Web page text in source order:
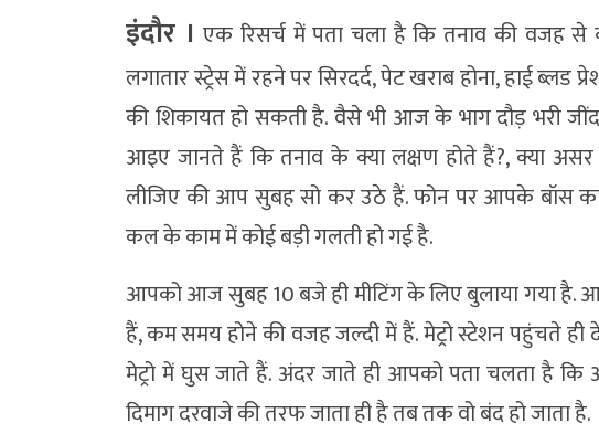
इंदौर । एक रिसर्च में पता चला है कि तनाव की वजह से
लगातार स्ट्रेस में रहने पर सिरदर्द, पेट खराब होना, हाई
की शिकायत हो सकती है. वैसे भी आज के भाग दौड़ भरी
आइए जानते हैं कि तनाव के क्या लक्षण होते हैं?, क्या
लीजिए की आप सुबह सो कर उठे हैं. फोन पर आपके बॉस
कल के काम में कोई बड़ी गलती हो गई है.
आपको आज सुबह 10 बजे ही मीटिंग के लिए बुलाया गया
हैं, कम समय होने की वजह जल्दी में हैं. मेट्रो स्टेशन पहुंचते
मेट्रो में घुस जाते हैं. अंदर जाते ही आपको पता चलता है
दिमाग दरवाजे की तरफ जाता ही है तब तक वो बंद हो जाता है.